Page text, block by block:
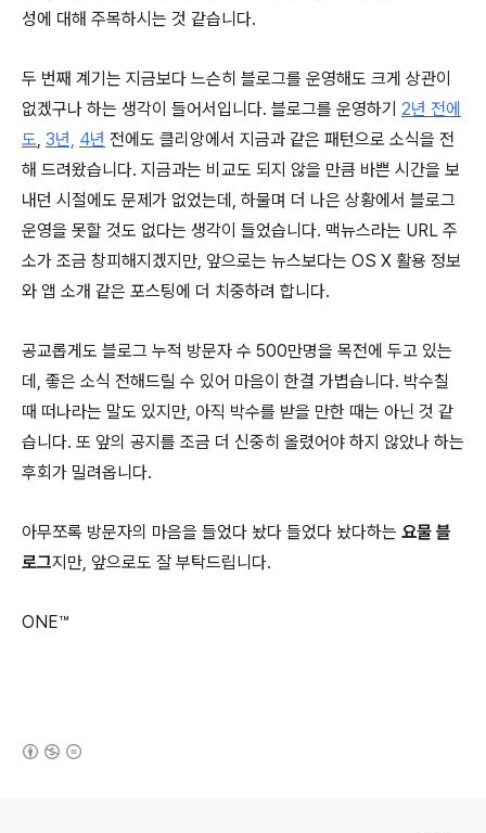
성에 대해 주목하시는 것 같습니다.
두 번째 계기는 지금보다 느슨히 블로그를 운영해도 크게 상관이
없겠구나 하는 생각이 들어서입니다. 블로그를 운영하기 2년 전에
도, 3년, 4년 전에도 클리앙에서 지금과 같은 패턴으로 소식을 전
해 드려왔습니다. 지금과는 비교도 되지 않을 만큼 바쁜 시간을 보
내던 시절에도 문제가 없었는데, 하물며 더 나은 상황에서 블로그
운영을 못할 것도 없다는 생각이 들었습니다. 맥뉴스라는 URL 주
소가 조금 창피해지겠지만, 앞으로는 뉴스보다는 OS X 활용 정보
와 앱 소개 같은 포스팅에 더 치중하려 합니다.
공교롭게도 블로그 누적 방문자 수 500만명을 목전에 두고 있는
데, 좋은 소식 전해드릴 수 있어 마음이 한결 가볍습니다. 박수칠
때 떠나라는 말도 있지만, 아직 박수를 받을 만한 때는 아닌 것 같
습니다. 또 앞의 공지를 조금 더 신중히 올렸어야 하지 않았나 하는
후회가 밀려옵니다.
아무쪼록 방문자의 마음을 들었다 놨다 들었다 놨다하는 요물 블
로그지만, 앞으로도 잘 부탁드립니다.
ONE™